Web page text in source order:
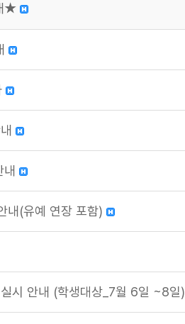
★
내(유예 연장 포함)
시 안내 (학생대상_7월 6일 ~8일)